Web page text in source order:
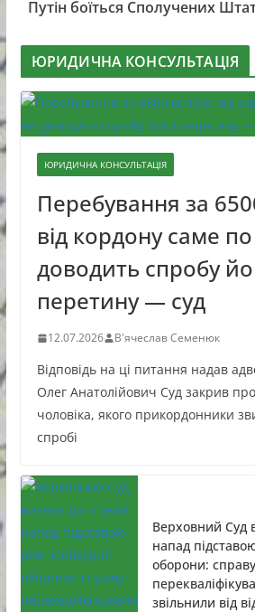
Путін боїться Сполучених
ЮРИДИЧНА КОНСУЛЬТАЦІЯ
ЮРИДИЧНА КОНСУЛЬТАЦІЯ
Перебування за
від кордону саме по
доводить спробу
перетину — суд
12.07.2026 В'ячеслав Семенюк
Відповідь на ці питання надав
Олег Анатолійович Суд закрив
чоловіка, якого прикордонники
спробі
Верховний Суд
напад
оборони: справу
звільнили від